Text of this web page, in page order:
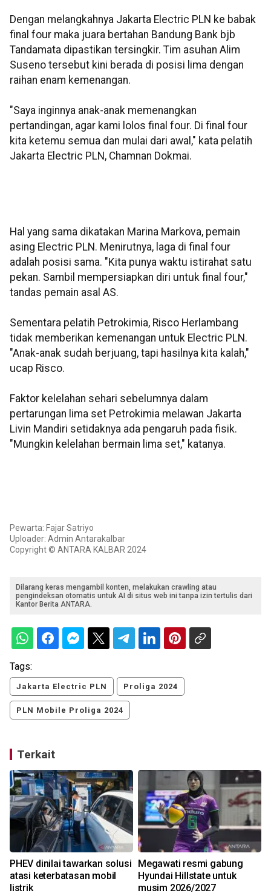
Dengan melangkahnya Jakarta Electric PLN ke babak
final four maka juara bertahan Bandung Bank bjb
Tandamata dipastikan tersingkir. Tim asuhan Alim
Suseno tersebut kini berada di posisi lima dengan
raihan enam kemenangan.
"Saya inginnya anak-anak memenangkan
pertandingan, agar kami lolos final four. Di final four
kita ketemu semua dan mulai dari awal," kata pelatih
Jakarta Electric PLN, Chamnan Dokmai.
Hal yang sama dikatakan Marina Markova, pemain
asing Electric PLN. Menirutnya, laga di final four
adalah posisi sama. "Kita punya waktu istirahat satu
pekan. Sambil mempersiapkan diri untuk final four,"
tandas pemain asal AS.
Sementara pelatih Petrokimia, Risco Herlambang
tidak memberikan kemenangan untuk Electric PLN.
"Anak-anak sudah berjuang, tapi hasilnya kita kalah,"
ucap Risco.
Faktor kelelahan sehari sebelumnya dalam
pertarungan lima set Petrokimia melawan Jakarta
Livin Mandiri setidaknya ada pengaruh pada fisik.
"Mungkin kelelahan bermain lima set," katanya.
Pewarta: Fajar Satriyo
Uploader: Admin Antarakalbar
Copyright © ANTARA KALBAR 2024
Dilarang keras mengambil konten, melakukan crawling atau
pengindeksan otomatis untuk AI di situs web ini tanpa izin tertulis dari
Kantor Berita ANTARA.
Tags:
Jakarta Electric PLN Proliga 2024
PLN Mobile Proliga 2024
Terkait
PHEV dinilai tawarkan solusi
atasi keterbatasan mobil
listrik
Megawati resmi gabung
Hyundai Hillstate untuk
musim 2026/2027